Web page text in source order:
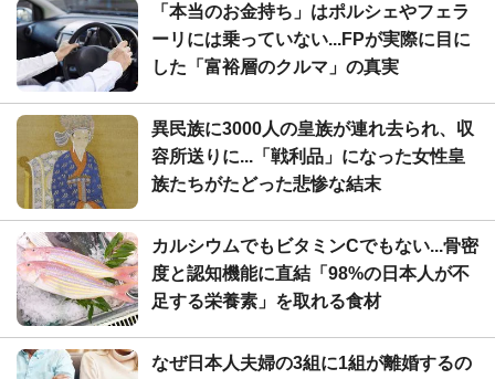
「本当のお金持ち」はポルシェやフェラ
ーリには乗っていない...FPが実際に目に
した「富裕層のクルマ」の真実
異民族に3000人の皇族が連れ去られ、収
容所送りに...「戦利品」になった女性皇
族たちがたどった悲惨な結末
カルシウムでもビタミンCでもない...骨密
度と認知機能に直結「98%の日本人が不
足する栄養素」を取れる食材
なぜ日本人夫婦の3組に1組が離婚するの